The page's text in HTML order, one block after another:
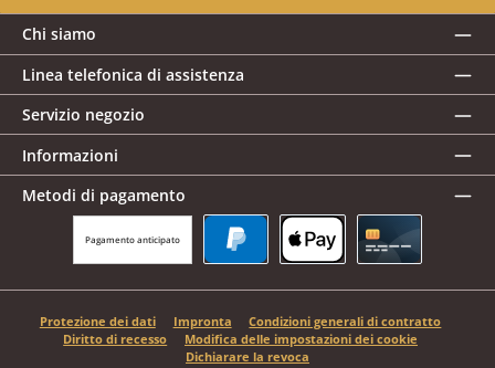
Chi siamo
Linea telefonica di assistenza
Servizio negozio
Informazioni
Metodi di pagamento
Pagamento anticipato
Protezione dei dati Impronta
Condizioni generali di contratto
Diritto di recesso
Modifica delle impostazioni dei cookie
Dichiarare la revoca